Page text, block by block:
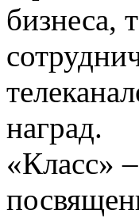
бизнеса,
наград.
«Класс»